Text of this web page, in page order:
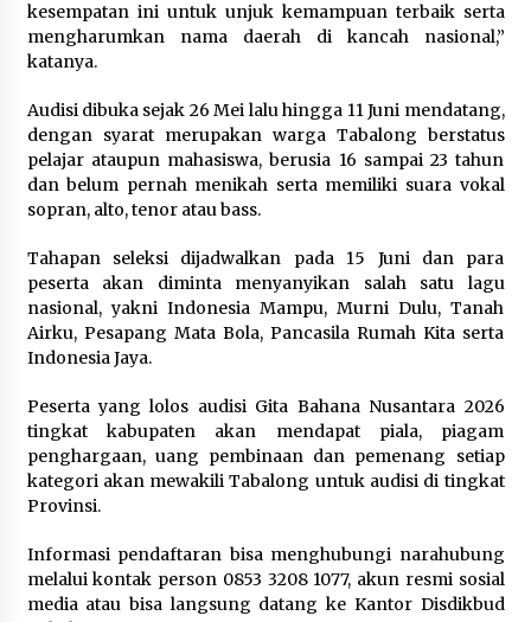
kesempatan ini untuk unjuk kemampuan terbaik serta
mengharumkan nama daerah di kancah nasional,”
katanya.
Audisi dibuka sejak 26 Mei lalu hingga 11 Juni mendatang,
dengan syarat merupakan warga Tabalong berstatus
pelajar ataupun mahasiswa, berusia 16 sampai 23 tahun
dan belum pernah menikah serta memiliki suara vokal
sopran, alto, tenor atau bass.
Tahapan seleksi dijadwalkan pada 15 Juni dan para
peserta akan diminta menyanyikan salah satu lagu
nasional, yakni Indonesia Mampu, Murni Dulu, Tanah
Airku, Pesapang Mata Bola, Pancasila Rumah Kita serta
Indonesia Jaya.
Peserta yang lolos audisi Gita Bahana Nusantara 2026
tingkat kabupaten akan mendapat piala, piagam
penghargaan, uang pembinaan dan pemenang setiap
kategori akan mewakili Tabalong untuk audisi di tingkat
Provinsi.
Informasi pendaftaran bisa menghubungi narahubung
melalui kontak person 0853 3208 1077, akun resmi sosial
media atau bisa langsung datang ke Kantor Disdikbud